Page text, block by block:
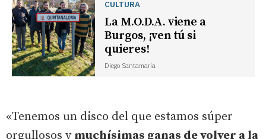
CULTURA
La M.O.D.A. viene a
Burgos, ¡ven tú si
quieres!
Diego Santamaría
«Tenemos un disco del que estamos súper
orgullosos y muchísimas ganas de volver a la